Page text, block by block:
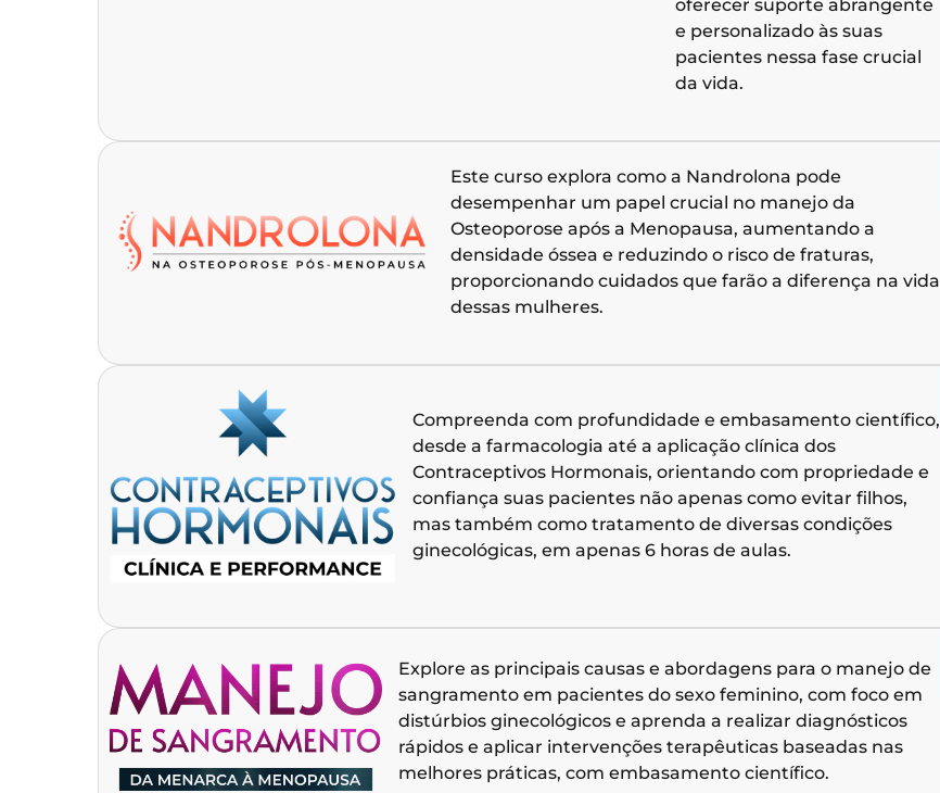
oferecer suporte abrangente
e personalizado às suas
pacientes nessa fase crucial
da vida.
Este curso explora como a Nandrolona pode
desempenhar um papel crucial no manejo da
Osteoporose após a Menopausa, aumentando a
densidade óssea e reduzindo o risco de fraturas,
proporcionando cuidados que farão a diferença na vida
dessas mulheres.
Compreenda com profundidade e embasamento científico,
desde a farmacologia até a aplicação clínica dos
Contraceptivos Hormonais, orientando com propriedade e
confiança suas pacientes não apenas como evitar filhos,
mas também como tratamento de diversas condições
ginecológicas, em apenas 6 horas de aulas.
Explore as principais causas e abordagens para o manejo de
sangramento em pacientes do sexo feminino, com foco em
distúrbios ginecológicos e aprenda a realizar diagnósticos
rápidos e aplicar intervenções terapêuticas baseadas nas
melhores práticas, com embasamento científico.